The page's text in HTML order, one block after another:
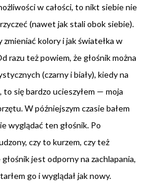
w całości, to nikt siebie nie
(nawet jak stali obok siebie).
kolory i jak światełka w
razu też powiem, że głośnik można
(czarny i biały), kiedy na
się bardzo ucieszyłem — moja
W późniejszym czasie bałem
wyglądać ten głośnik. Po
czy to kurzem, czy też
jest odporny na zachlapania,
go i wyglądał jak nowy.